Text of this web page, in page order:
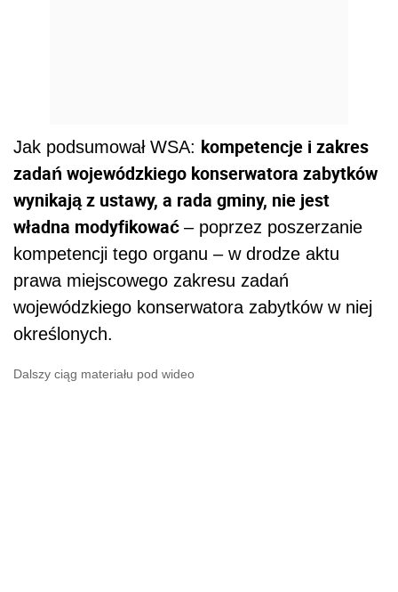
Jak podsumował WSA: kompetencje i zakres
zadań wojewódzkiego konserwatora zabytków
wynikają z ustawy, a rada gminy, nie jest
władna modyfikować – poprzez poszerzanie
kompetencji tego organu – w drodze aktu
prawa miejscowego zakresu zadań
wojewódzkiego konserwatora zabytków w niej
określonych.
Dalszy ciąg materiału pod wideo